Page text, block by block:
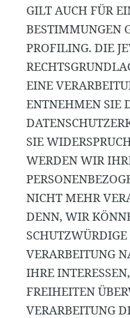
GILT AUCH FÜR
BESTIMMUNGEN
PROFILING. DIE
EINE
ENTNEHMEN SIE
SIE
WERDEN WIR
NICHT MEHR
DENN, WIR
VERARBEITUNG
IHRE
FREIHEITEN
VERARBEITUNG